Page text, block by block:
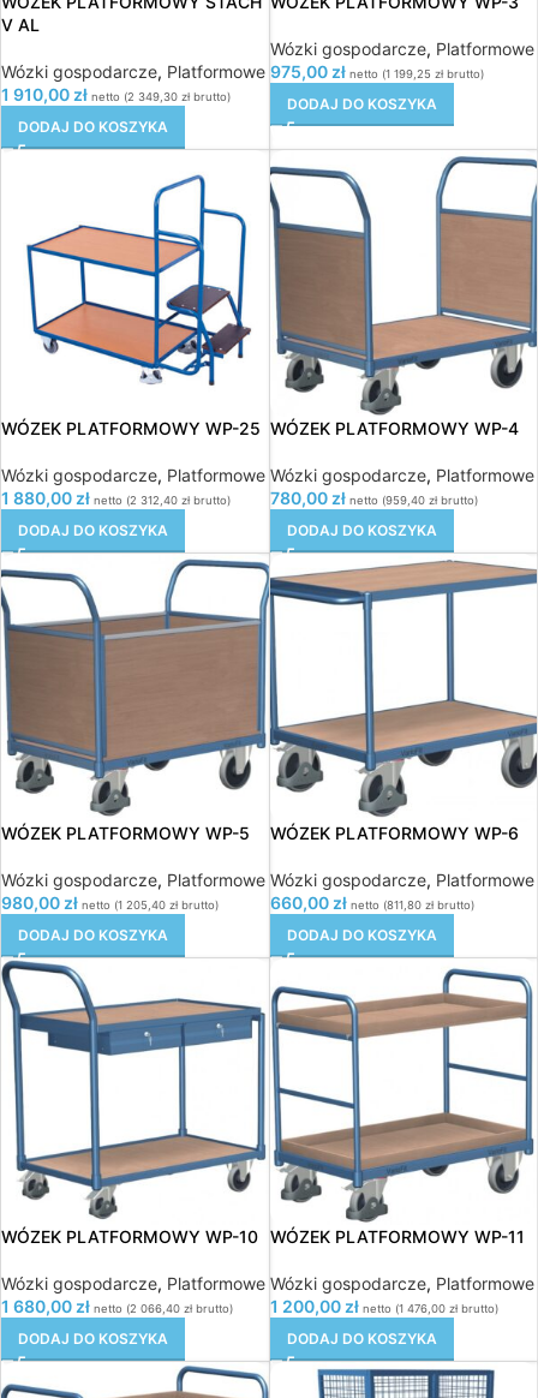
V AL
Wózki gospodarcze, Platformowe
1 910,00 zł netto (2 349,30 zł brutto)
DODAJ DO KOSZYKA
Wózki gospodarcze, Platformowe
975,00 zł netto (1 199,25 złbrutto)
DODAJ DO KOSZYKA
WÓZEK PLATFORMOWY WP-25
Wózki gospodarcze, Platformowe
1 880,00 zł netto (2 312,40 zł brutto)
DODAJ DO KOSZYKA
WÓZEK PLATFORMOWY WP-4
Wózki gospodarcze, Platformowe
780,00 zł netto (959,40 złbrutto)
DODAJ DO KOSZYKA
WÓZEK PLATFORMOWY WP-5
Wózki gospodarcze, Platformowe
980,00 zł netto (1 205,40 zł brutto)
DODAJ DO KOSZYKA
WÓZEK PLATFORMOWY WP-6
Wózki gospodarcze, Platformowe
660,00 zł netto (811,80 złbrutto)
DODAJ DO KOSZYKA
WÓZEK PLATFORMOWY WP-10
Wózki gospodarcze, Platformowe
1 680,00 zł netto (2 066,40 zł brutto)
DODAJ DO KOSZYKA
WÓZEK PLATFORMOWY WP-11
Wózki gospodarcze, Platformowe
1 200,00 zł netto (1 476,00 złbrutto)
DODAJ DO KOSZYKA